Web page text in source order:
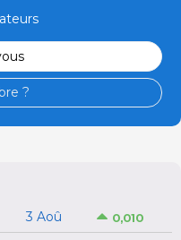
?
3 Aoû 0,010